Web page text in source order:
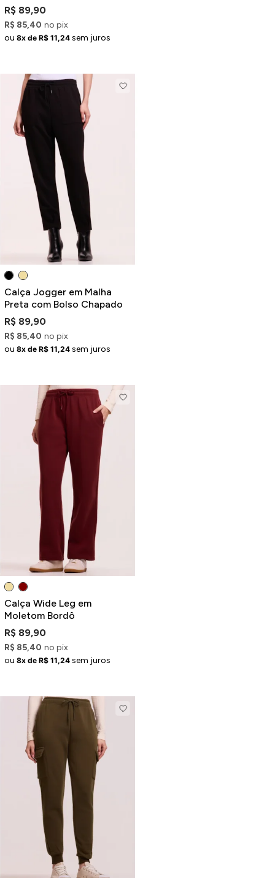
R$ 89,90
R$ 85,40 no pix
ou 8x de R$ 11,24 sem juros
Calça Jogger em Malha
Preta com Bolso Chapado
R$ 89,90
R$ 85,40 no pix
ou 8x de R$ 11,24 sem juros
Calça Wide Leg em
Moletom Bordô
R$ 89,90
R$ 85,40 no pix
ou 8x de R$ 11,24 sem juros